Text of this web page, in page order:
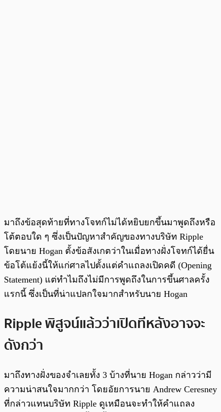
มาถึงข้อสุดท้ายที่ทางโจทก์ไม่ได้หยิบยกขึ้นมาพูดถึงหรือ
โต้ตอบใด ๆ ซึ่งเป็นปัญหาสำคัญของทางบริษัท Ripple
โดยนาย Hogan ตั้งข้อสังเกตว่าในเมื่อทางฝั่งโจทก์ได้ยื่น
ข้อโต้แย้งนี้ให้แก่ศาลไปตั้งแต่คำแถลงเปิดคดี (Opening
Statement) แต่ทำไมถึงไม่มีการพูดถึงในการขึ้นศาลครั้ง
แรกนี้ ซึ่งเป็นที่น่าแปลกใจมากสำหรับนาย Hogan
Ripple พิสูจน์แล้วว่าเปิดทีหลังอาจจะ
ดังกว่า
มาถึงทางฝั่งของจำเลยทั้ง 3 บ้างที่นาย Hogan กล่าวว่ามี
ความน่าสนใจมากกว่า โดยอัยการนาย Andrew Ceresney
ที่กล่าวแทนบริษัท Ripple ดูเหมือนจะทำให้คำแถลง